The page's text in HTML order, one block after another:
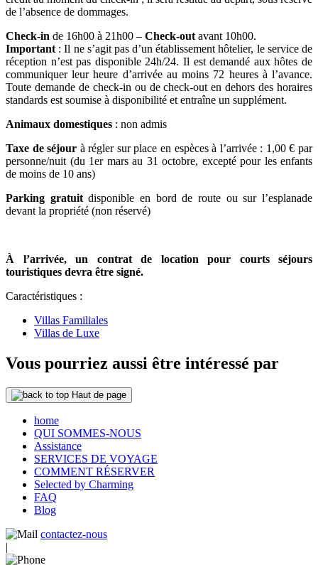
de l’absence de dommages.
Check-in de 16h00 à 21h00 – Check-out avant 10h00.
Important : Il ne s’agit pas d’un établissement hôtelier, le service de
réception n’est pas disponible 24h/24. Il est demandé aux hôtes de
communiquer leur heure d’arrivée au moins 72 heures à l’avance.
Toute demande de check-in ou de check-out en dehors des horaires
standards est soumise à disponibilité et entraîne un supplément.
Animaux domestiques : non admis
Taxe de séjour à régler sur place en espèces à l’arrivée : 1,00 € par
personne/nuit (du 1er mars au 31 octobre, excepté pour les enfants
de moins de 10 ans)
Parking gratuitdisponible en bord de route ou sur l’esplanade
devant la propriété (non réservé)
À l’arrivée, un contrat de location pour courts séjours
touristiques devra être signé.
Caractéristiques :
Villas Familiales
Villas de Luxe
Vous pourriez aussi être intéressé par
Haut de page
home
QUI SOMMES-NOUS
Assistance
SERVICES DE VOYAGE
COMMENT RÉSERVER
Selected by Charming
FAQ
Blog
contactez-nous
|